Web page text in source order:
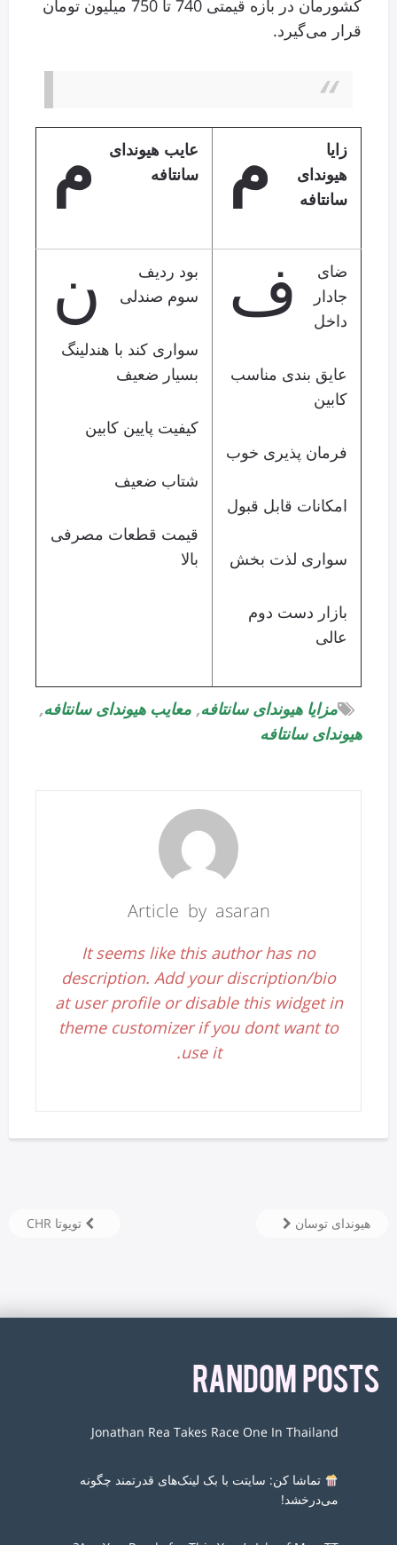
کشورمان در بازه قیمتی 740 تا 750 میلیون تومان
قرار می‌گیرد.
م
زایا
هیوندای
سانتافه
م
عایب هیوندای
سانتافه
ف
ضای
جادار
داخل
عایق بندی مناسب
کابین
فرمان پذیری خوب
امکانات قابل قبول
سواری لذت بخش
بازار دست دوم
عالی
ن
بود ردیف
سوم صندلی
سواری کند با هندلینگ
بسیار ضعیف
کیفیت پایین کابین
شتاب ضعیف
قیمت قطعات مصرفی
بالا
مزایا هیوندای سانتافه, معایب هیوندای سانتافه,
هیوندای سانتافه
Article by asaran
It seems like this author has no
description. Add your discription/bio
at user profile or disable this widget in
theme customizer if you dont want to
use it.
تویوتا CHR هیوندای توسان
RANDOM POSTS
Jonathan Rea Takes Race One In Thailand
تماشا کن: سایتت با بک لینک‌های قدرتمند چگونه
می‌درخشد!